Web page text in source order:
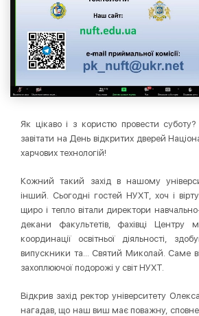
Як цікаво і з користю провести
завітати на День відкритих дверей
харчових технологій!
Кожний такий захід в нашому
інший. Сьогодні гостей НУХТ, хоч і
щиро і тепло вітали директори навчально-
декани факультетів, фахівці Центру
координації освітньої діяльності,
випускники та… Святий Миколай. Саме
захоплюючої подорожі у світ НУХТ.
Відкрив захід ректор університету
нагадав, що наш виш має поважну,